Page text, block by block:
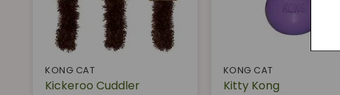
KONG CAT
Kickeroo Cuddler
KONG CAT
Kitty Kong